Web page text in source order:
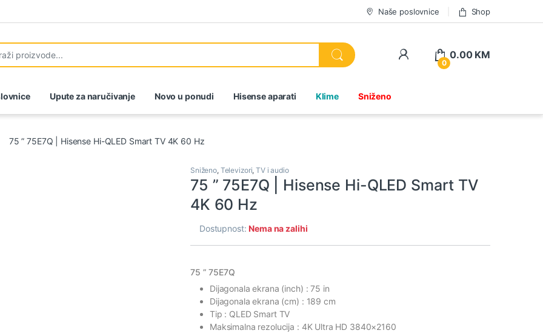
Naše poslovnice Shop
0
0.00 KM
Upute za naručivanje Novo u ponudi Hisense aparati Klime Sniženo
75 ” 75E7Q | Hisense Hi-QLED Smart TV 4K 60 Hz
Sniženo, Televizori,TV i audio
75 ” 75E7Q | Hisense Hi-QLED Smart TV
4K 60 Hz
Dostupnost:Nema na zalihi
75 ” 75E7Q
Dijagonala ekrana (inch) : 75 in
Dijagonala ekrana (cm) : 189 cm
Tip : QLED Smart TV
Maksimalna rezolucija : 4K Ultra HD 3840×2160